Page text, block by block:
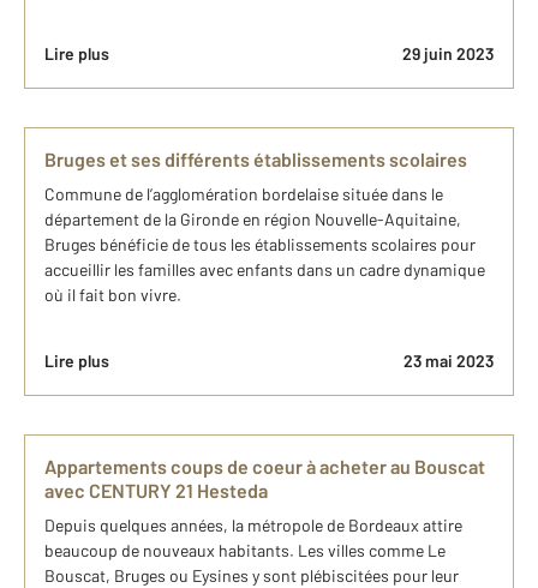
Lire plus 29 juin 2023
Bruges et ses différents établissements scolaires
Commune de l’agglomération bordelaise située dans le
département de la Gironde en région Nouvelle-Aquitaine,
Bruges bénéficie de tous les établissements scolaires pour
accueillir les familles avec enfants dans un cadre dynamique
où il fait bon vivre.
Lire plus 23 mai 2023
Appartements coups de coeur à acheter au Bouscat
avec CENTURY 21 Hesteda
Depuis quelques années, la métropole de Bordeaux attire
beaucoup de nouveaux habitants. Les villes comme Le
Bouscat, Bruges ou Eysines y sont plébiscitées pour leur